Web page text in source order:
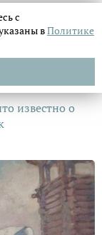
известно о
с
вПолитике